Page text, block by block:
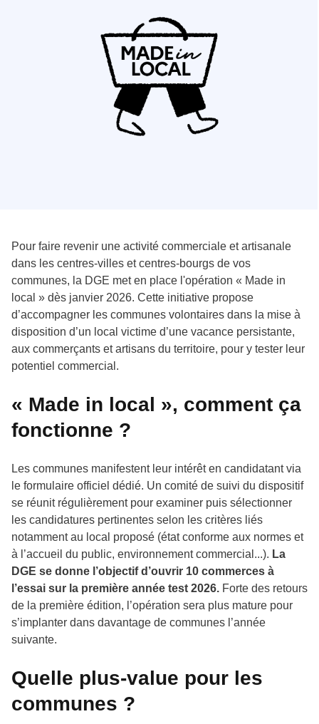
Pour faire revenir une activité commerciale et artisanale
dans les centres-villes et centres-bourgs de vos
communes, la DGE met en place l'opération « Made in
local » dès janvier 2026. Cette initiative propose
d’accompagner les communes volontaires dans la mise à
disposition d’un local victime d’une vacance persistante,
aux commerçants et artisans du territoire, pour y tester leur
potentiel commercial.
« Made in local », comment ça
fonctionne ?
Les communes manifestent leur intérêt en candidatant via
le formulaire officiel dédié. Un comité de suivi du dispositif
se réunit régulièrement pour examiner puis sélectionner
les candidatures pertinentes selon les critères liés
notamment au local proposé (état conforme aux normes et
à l’accueil du public, environnement commercial...). La
DGE se donne l’objectif d’ouvrir 10 commerces à
l’essai sur la première année test 2026. Forte des retours
de la première édition, l’opération sera plus mature pour
s’implanter dans davantage de communes l’année
suivante.
Quelle plus-value pour les
communes ?